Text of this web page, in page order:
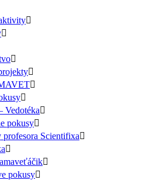
Vedotéka
pokusy
profesora Scientifixa
pokusy